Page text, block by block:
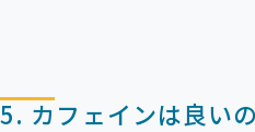
5. カフェインは良い